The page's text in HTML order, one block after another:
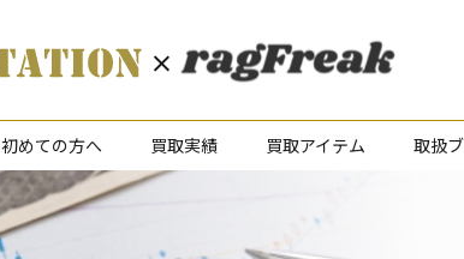
初めての方へ 買取実績 買取アイテム 取扱